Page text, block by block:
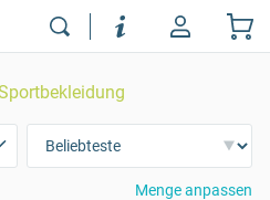
Menge anpassen